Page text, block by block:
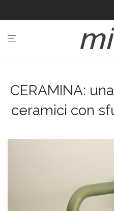
CERAMINA:
ceramici con
CUCINA
TIPOLOGIE